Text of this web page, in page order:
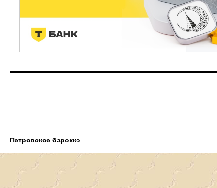
Петровское барокко